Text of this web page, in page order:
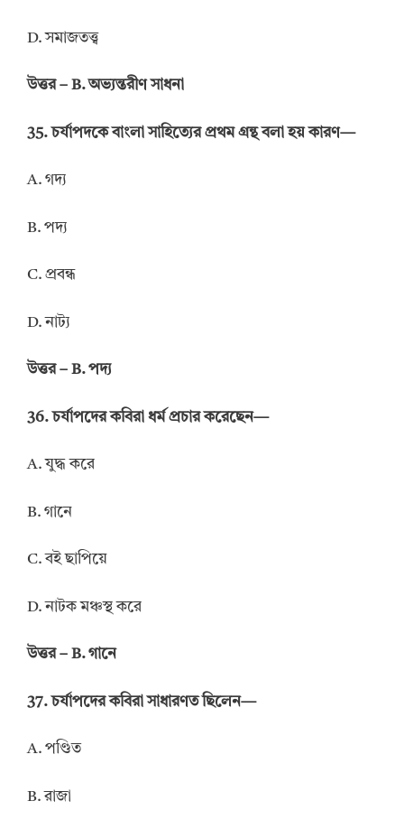
D. সমাজতত্ত্ব
উত্তর – B. অভ্যন্তরীণ সাধনা
35. চর্যাপদকে বাংলা সাহিত্যের প্রথম গ্রন্থ বলা হয় কারণ—
A. গদ্য
B. পদ্য
C. প্রবন্ধ
D. নাট্য
উত্তর – B. পদ্য
36. চর্যাপদের কবিরা ধর্ম প্রচার করেছেন—
A. যুদ্ধ করে
B. গানে
C. বই ছাপিয়ে
D. নাটক মঞ্চস্থ করে
উত্তর – B. গানে
37. চর্যাপদের কবিরা সাধারণত ছিলেন—
A. পণ্ডিত
B. রাজা